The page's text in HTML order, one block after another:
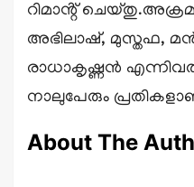
റിമാൻ്റ്
അഭിലാഷ്, മുസ്തഫ,
രാധാകൃഷ്ണന്‍
നാലുപേരും
About The